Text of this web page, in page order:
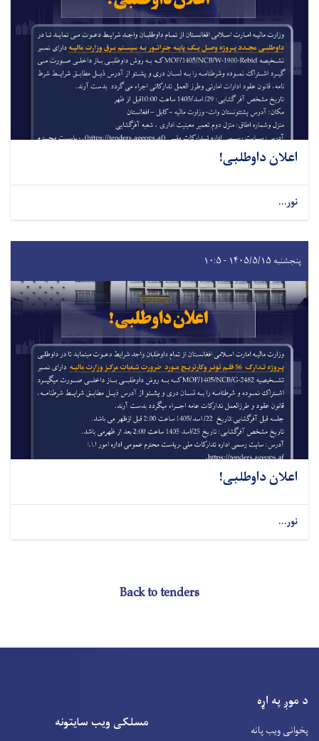
اعلان داوطلبی!
نور...
پنجشنبه ۱۴۰۵/۵/۱۵ - ۱۰:۵
اعلان داوطلبی!
نور...
Back to tenders
د موږ په اړه
پخوانی ویب پانه
مسلکی ویب سایتونه